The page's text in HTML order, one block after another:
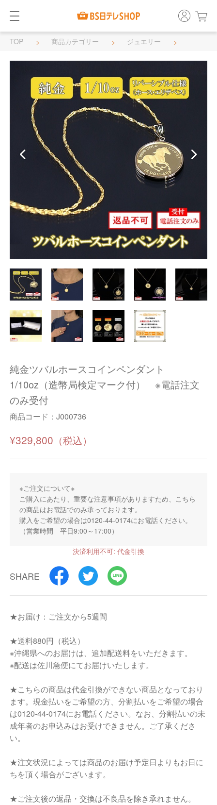
TOP 商品カテゴリー
ジュエリー
ネックレス
純金ツバルホースコインペンダント
1/10oz（造幣局検定マーク付） ※電話注文
のみ受付
商品コード： J000736
¥329,800
※ご注文について※
ご購入にあたり、重要な注意事項がありますため、こちら
の商品はお電話でのみ承っております。
購入をご希望の場合は0120-44-0174にお電話ください。
（営業時間 平日9:00～17:00）
決済利用不可: 代金引換
SHARE
★お届け：ご注文から5週間
★送料880円（税込）
※沖縄県へのお届けは、追加配送料をいただきます。
※配送は佐川急便にてお届けいたします。
★こちらの商品は代金引換ができない商品となっており
ます。現金払いをご希望の方、分割払いをご希望の場合
は0120-44-0174にお電話ください。なお、分割払いの未
成年者のお申込みはお受けできません。ご了承くださ
い。
★注文状況によっては商品のお届け予定日よりもお日に
ちを頂く場合がございます。
★ご注文後の返品・交換は不良品を除き承れません。